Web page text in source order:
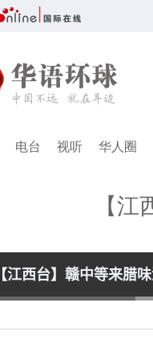
电台 视听 华人圈
【
【江西台】赣中等来腊
Loaded: